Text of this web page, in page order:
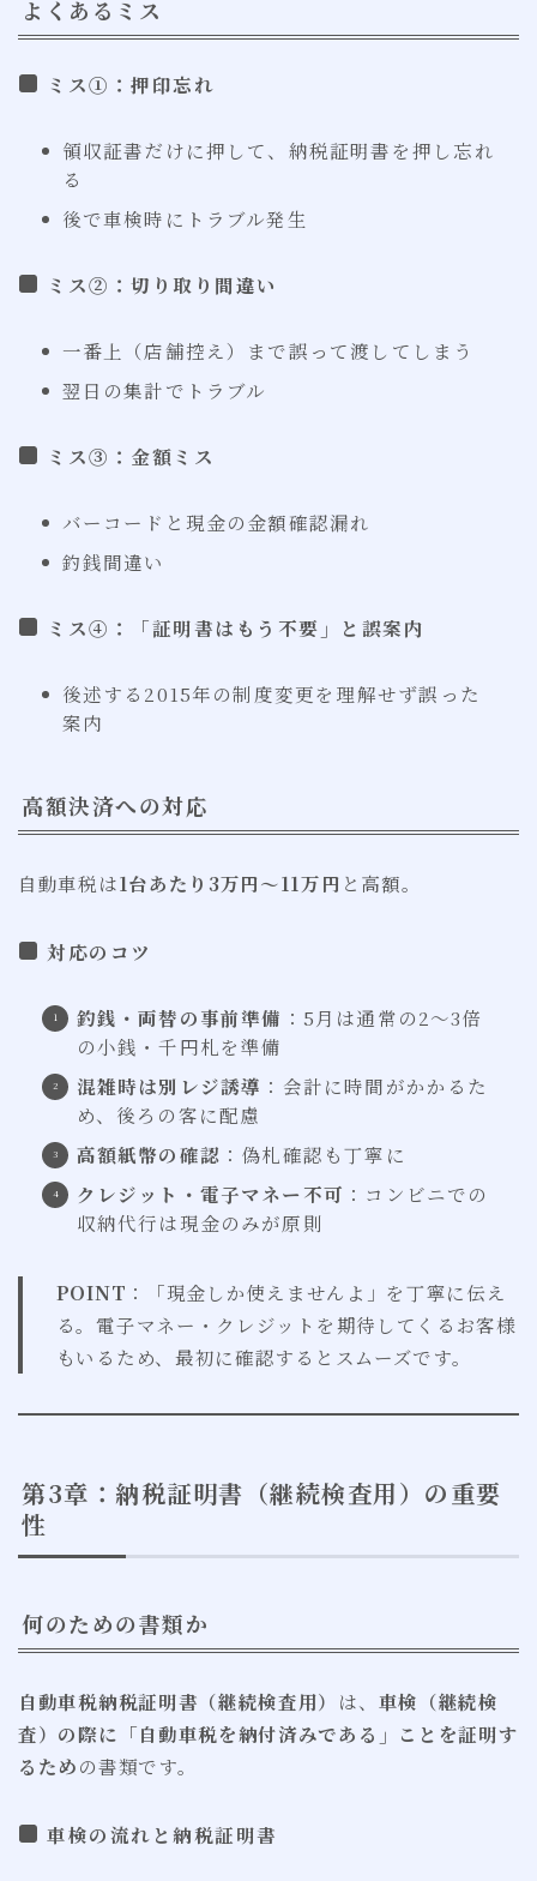
よくあるミス
ミス①：押印忘れ
領収証書だけに押して、納税証明書を押し忘れ
る
後で車検時にトラブル発生
ミス②：切り取り間違い
一番上（店舗控え）まで誤って渡してしまう
翌日の集計でトラブル
ミス③：金額ミス
バーコードと現金の金額確認漏れ
釣銭間違い
ミス④：「証明書はもう不要」と誤案内
後述する2015年の制度変更を理解せず誤った
案内
高額決済への対応
自動車税は1台あたり3万円〜11万円 と高額。
対応のコツ
釣銭・両替の事前準備 ：5月は通常の2〜3倍
の小銭・千円札を準備
混雑時は別レジ誘導 ：会計に時間がかかるた
め、後ろの客に配慮
高額紙幣の確認 ：偽札確認も丁寧に
クレジット・電子マネー不可 ：コンビニでの
収納代行は現金のみが原則
POINT ：「現金しか使えませんよ」を丁寧に伝え
る。電子マネー・クレジットを期待してくるお客様
もいるため、最初に確認するとスムーズです。
第3章：納税証明書（継続検査用）の重要
性
何のための書類か
自動車税納税証明書（継続検査用） は、 車検（継続検
査）の際に「自動車税を納付済みである」ことを証明す
るための書類です。
車検の流れと納税証明書